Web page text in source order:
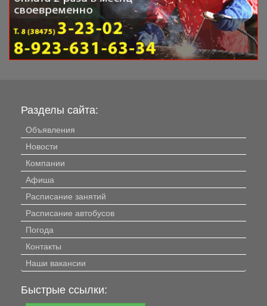
Разделы сайта:
Объявления
Новости
Компании
Афиша
Расписание занятий
Расписание автобусов
Погода
Контакты
Наши вакансии
Быстрые ссылки: